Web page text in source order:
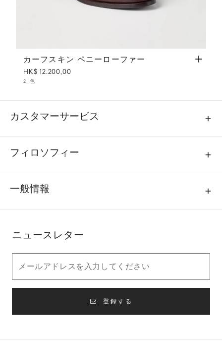
カーフスキン ペニーローファー ダークブラウン
カーフスキン ペニーローファー
HK$ 12.200,00
2 色
カスタマーサービス
フィロソフィー
一般情報
ニュースレター
登録する